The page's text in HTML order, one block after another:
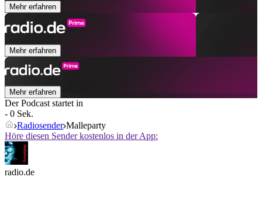
Mehr erfahren
Mehr erfahren
Mehr erfahren
Der Podcast startet in
- 0 Sek.
Radiosender Malleparty
Höre diesen Sender kostenlos in der App:
radio.de